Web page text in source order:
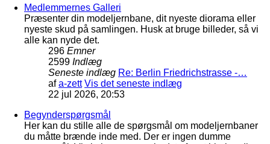
Medlemmernes Galleri
Præsenter din modeljernbane, dit nyeste diorama eller
nyeste skud på samlingen. Husk at bruge billeder, så vi
alle kan nyde det.
296 Emner
2599 Indlæg
Seneste indlæg Re: Berlin Friedrichstrasse -…
afa-zett Vis det seneste indlæg
22 jul 2026, 20:53
Begynderspørgsmål
Her kan du stille alle de spørgsmål om modeljernbaner
du måtte brænde inde med. Der er ingen dumme